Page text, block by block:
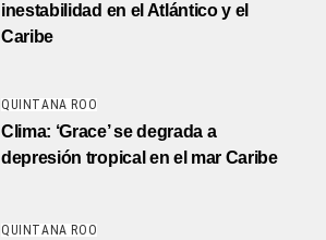
inestabilidad en el Atlántico y el
Caribe
QUINTANA ROO
Clima: ‘Grace’ se degrada a
depresión tropical en el mar Caribe
QUINTANA ROO